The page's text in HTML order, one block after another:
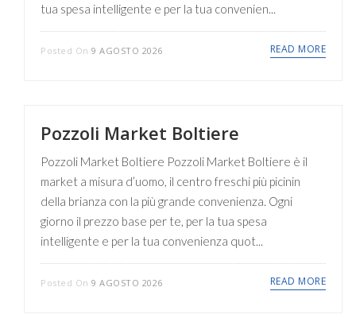
tua spesa intelligente e per la tua convenien...
Posted On 9 AGOSTO 2026 READ MORE
Pozzoli Market Boltiere
Pozzoli Market Boltiere Pozzoli Market Boltiere è il
market a misura d’uomo, il centro freschi più picinin
della brianza con la più grande convenienza. Ogni
giorno il prezzo base per te, per la tua spesa
intelligente e per la tua convenienza quot...
Posted On 9 AGOSTO 2026 READ MORE